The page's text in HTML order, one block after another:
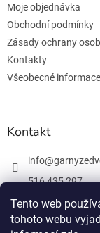
Tento web
tohoto webu
Moje objednávka
Obchodní podmínky
Zásady ochrany
Kontakty
Všeobecné informace
Kontakt
info@
516 435 297
603 895 965
Facebook